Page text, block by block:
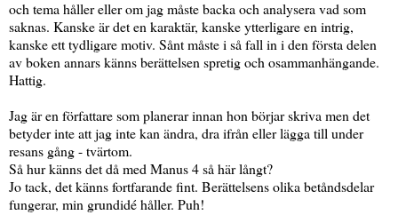
och tema håller eller om jag måste backa och analysera vad som
saknas. Kanske är det en karaktär, kanske ytterligare en intrig,
kanske ett tydligare motiv. Sånt måste i så fall in i den första delen
av boken annars känns berättelsen spretig och osammanhängande.
Hattig.
Jag är en författare som planerar innan hon börjar skriva men det
betyder inte att jag inte kan ändra, dra ifrån eller lägga till under
resans gång - tvärtom.
Så hur känns det då med Manus 4 så här långt?
Jo tack, det känns fortfarande fint. Berättelsens olika betåndsdelar
fungerar, min grundidé håller. Puh!